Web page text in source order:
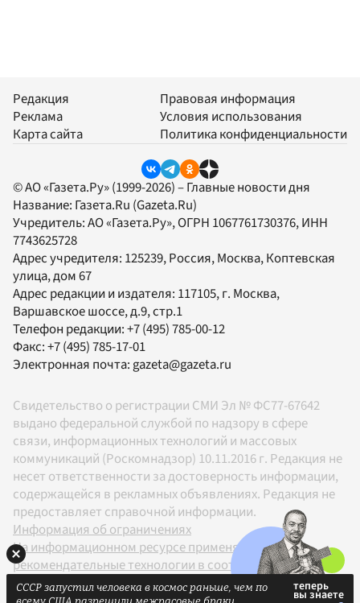
Редакция
Реклама
Карта сайта
Правовая информация
Условия использования
Политика конфиденциальности
© АО «Газета.Ру» (1999-2026) – Главные новости дня
Название: Газета.Ru (Gazeta.Ru)
Учредитель:АО «Газета.Ру», ОГРН 1067761730376, ИНН
7743625728
Адрес учредителя: 125239, Россия, Москва, Коптевская
улица, дом 67
Адрес редакции и издателя: 117105, г. Москва,
Варшавское шоссе, д.9, стр.1
Телефон редакции:+7 (495) 785-00-12
Факс:+7 (495) 785-17-01
Электронная почта:gazeta@gazeta.ru
Свидетельство о регистрации СМИ Эл № ФС77-67642
выдано федеральной службой по надзору в сфере
связи, информационных технологий и массовых
коммуникаций (Роскомнадзор) 10.11.2016 г. Редакция не
несет ответственности за достоверность информации,
содержащейся в рекламных объявлениях. Редакция не
предоставляет справочной информации.
Информация об ограничениях
На информационном ресурсе применяются
рекомендательные технологии в соответствии с
Правилами
СССР запустил человека в космос раньше, чем по